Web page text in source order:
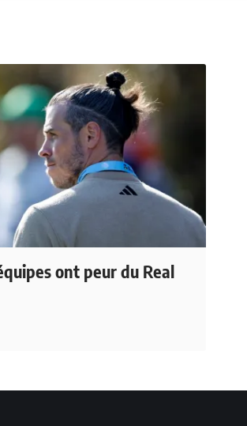
ont peur du Real